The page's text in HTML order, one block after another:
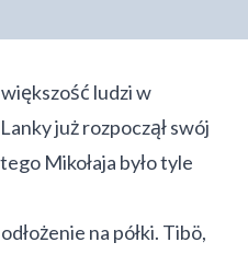
ludzi w
już rozpoczął swój
Mikołaja było tyle
na półki. Tibö,